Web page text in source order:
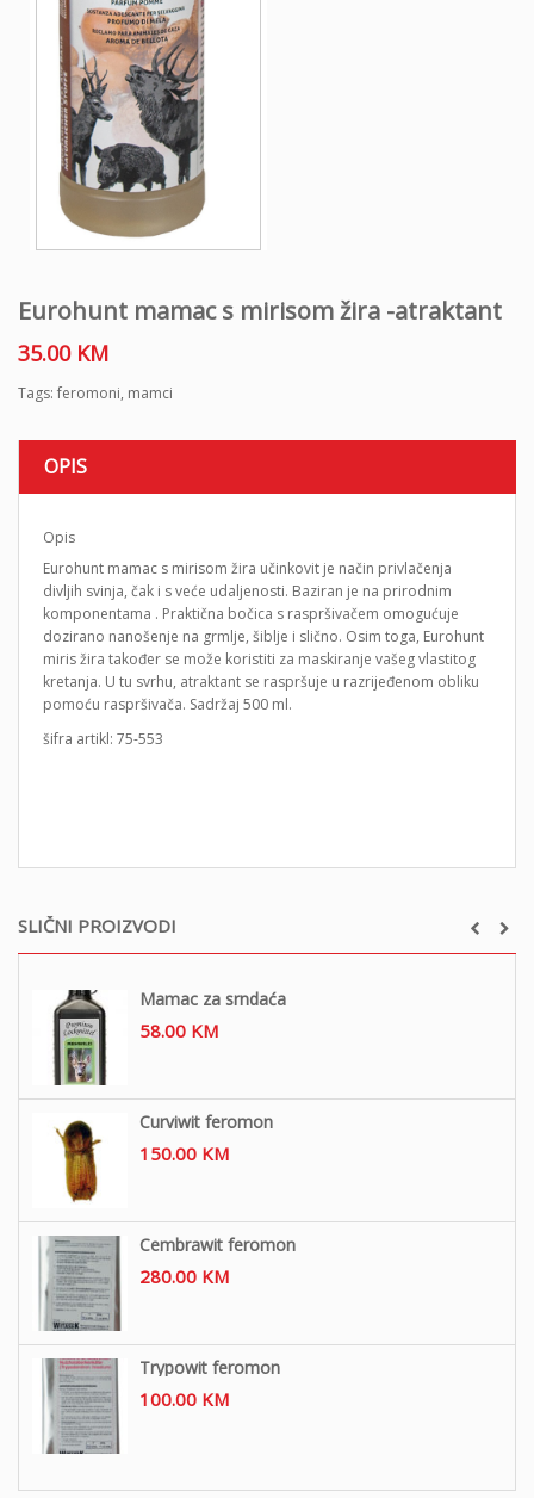
SLIČNI PROIZVODI
Mamac za srndaća
58.00 KM
Curviwit feromon
150.00 KM
Cembrawit feromon
280.00 KM
Trypowit feromon
100.00 KM
Eurohunt mamac s mirisom žira -atraktant
35.00 KM
Tags: feromoni, mamci
OPIS
Opis
Eurohunt mamac s mirisom žira učinkovit je način privlačenja
divljih svinja, čak i s veće udaljenosti. Baziran je na prirodnim
komponentama . Praktična bočica s raspršivačem omogućuje
dozirano nanošenje na grmlje, šiblje i slično. Osim toga, Eurohunt
miris žira također se može koristiti za maskiranje vašeg vlastitog
kretanja. U tu svrhu, atraktant se raspršuje u razrijeđenom obliku
pomoću raspršivača. Sadržaj 500 ml.
šifra artikl: 75-553